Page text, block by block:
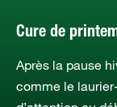
Cure de
Après la pause
comme le